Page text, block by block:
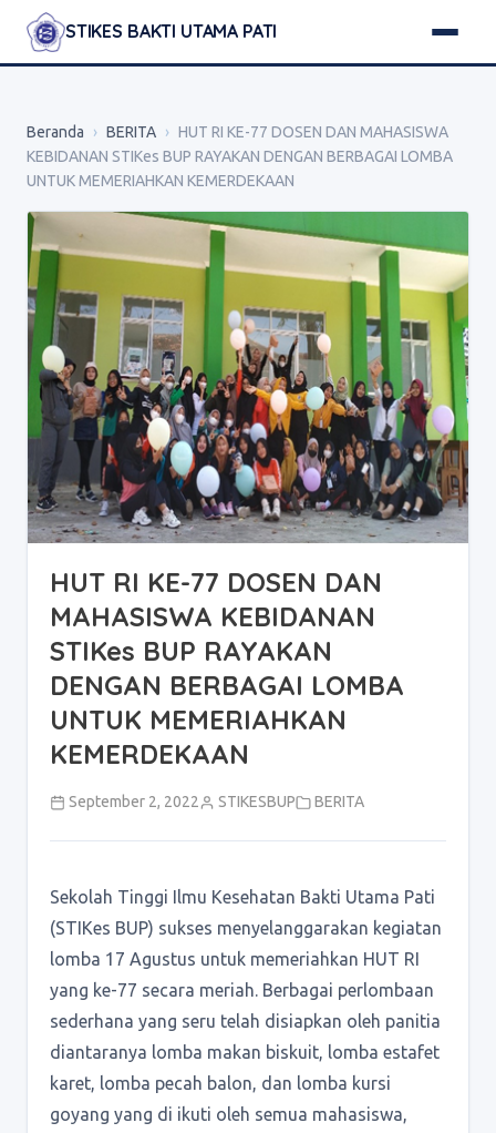
STIKES BAKTI UTAMA PATI
Beranda › BERITA › HUT RI KE-77 DOSEN DAN MAHASISWA
KEBIDANAN STIKes BUP RAYAKAN DENGAN BERBAGAI LOMBA
UNTUK MEMERIAHKAN KEMERDEKAAN
HUT RI KE-77 DOSEN DAN
MAHASISWA KEBIDANAN
STIKes BUP RAYAKAN
DENGAN BERBAGAI LOMBA
UNTUK MEMERIAHKAN
KEMERDEKAAN
September 2, 2022 STIKESBUP BERITA
Sekolah Tinggi Ilmu Kesehatan Bakti Utama Pati
(STIKes BUP) sukses menyelanggarakan kegiatan
lomba 17 Agustus untuk memeriahkan HUT RI
yang ke-77 secara meriah. Berbagai perlombaan
sederhana yang seru telah disiapkan oleh panitia
diantaranya lomba makan biskuit, lomba estafet
karet, lomba pecah balon, dan lomba kursi
goyang yang di ikuti oleh semua mahasiswa,